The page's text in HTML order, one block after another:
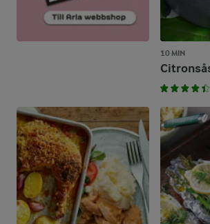
10 MIN